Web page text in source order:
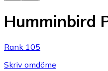
Humminbird
Rank 105
Skriv omdöme